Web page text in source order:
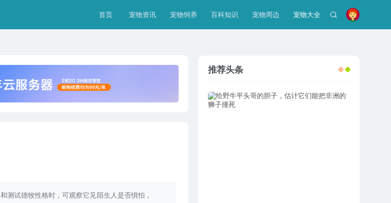
首页 宠物资讯 宠物饲养 百科知识 宠物周边 宠物大全
测试德牧性格时，可观察它见陌生人是否惧怕，
推荐头条